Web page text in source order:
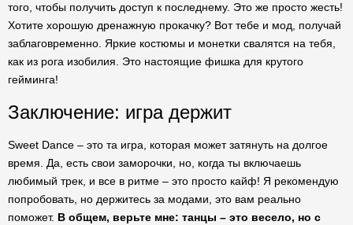
того, чтобы получить доступ к последнему. Это же просто жесть!
Хотите хорошую дренажную прокачку? Вот тебе и мод, получай
заблаговременно. Яркие костюмы и монетки свалятся на тебя,
как из рога изобилия. Это настоящие фишка для крутого
гейминга!
Заключение: игра держит
Sweet Dance – это та игра, которая может затянуть на долгое
время. Да, есть свои заморочки, но, когда ты включаешь
любимый трек, и все в ритме – это просто кайф! Я рекомендую
попробовать, но держитесь за модами, это вам реально
поможет. В общем, верьте мне: танцы – это весело, но с